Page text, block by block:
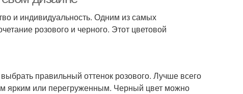
и индивидуальность. Одним из самых
розового и черного. Этот цветовой
правильный оттенок розового. Лучше всего
ярким или перегруженным. Черный цвет можно